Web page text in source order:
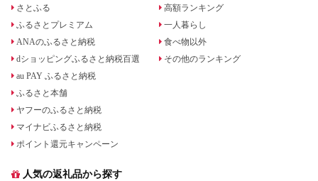
さとふる
ふるさとプレミアム
ANAのふるさと納税
dショッピングふるさと納税百選
au PAY ふるさと納税
ふるさと本舗
ヤフーのふるさと納税
マイナビふるさと納税
ポイント還元キャンペーン
高額ランキング
一人暮らし
食べ物以外
その他のランキング
人気の返礼品から探す